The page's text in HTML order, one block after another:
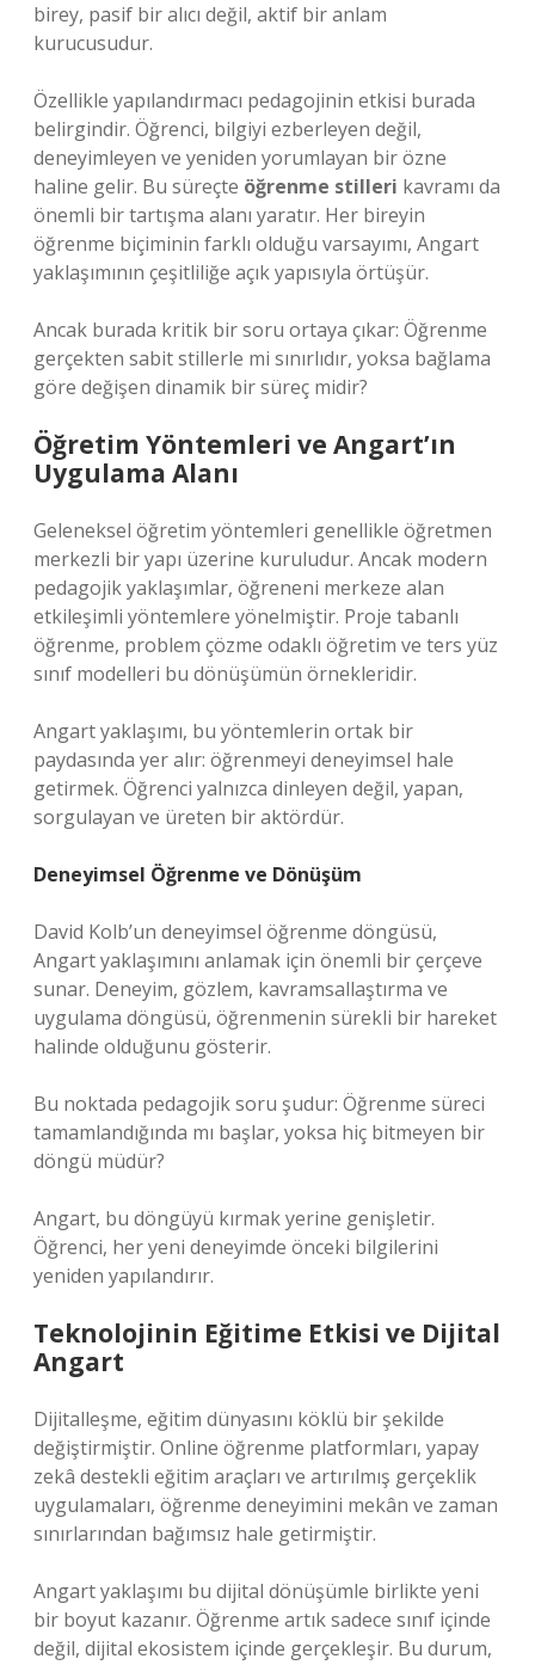
birey, pasif bir alıcı değil, aktif bir anlam
kurucusudur.
Özellikle yapılandırmacı pedagojinin etkisi burada
belirgindir. Öğrenci, bilgiyi ezberleyen değil,
deneyimleyen ve yeniden yorumlayan bir özne
haline gelir. Bu süreçte öğrenme stilleri kavramı da
önemli bir tartışma alanı yaratır. Her bireyin
öğrenme biçiminin farklı olduğu varsayımı, Angart
yaklaşımının çeşitliliğe açık yapısıyla örtüşür.
Ancak burada kritik bir soru ortaya çıkar: Öğrenme
gerçekten sabit stillerle mi sınırlıdır, yoksa bağlama
göre değişen dinamik bir süreç midir?
Öğretim Yöntemleri ve Angart’ın
Uygulama Alanı
Geleneksel öğretim yöntemleri genellikle öğretmen
merkezli bir yapı üzerine kuruludur. Ancak modern
pedagojik yaklaşımlar, öğreneni merkeze alan
etkileşimli yöntemlere yönelmiştir. Proje tabanlı
öğrenme, problem çözme odaklı öğretim ve ters yüz
sınıf modelleri bu dönüşümün örnekleridir.
Angart yaklaşımı, bu yöntemlerin ortak bir
paydasında yer alır: öğrenmeyi deneyimsel hale
getirmek. Öğrenci yalnızca dinleyen değil, yapan,
sorgulayan ve üreten bir aktördür.
Deneyimsel Öğrenme ve Dönüşüm
David Kolb’un deneyimsel öğrenme döngüsü,
Angart yaklaşımını anlamak için önemli bir çerçeve
sunar. Deneyim, gözlem, kavramsallaştırma ve
uygulama döngüsü, öğrenmenin sürekli bir hareket
halinde olduğunu gösterir.
Bu noktada pedagojik soru şudur: Öğrenme süreci
tamamlandığında mı başlar, yoksa hiç bitmeyen bir
döngü müdür?
Angart, bu döngüyü kırmak yerine genişletir.
Öğrenci, her yeni deneyimde önceki bilgilerini
yeniden yapılandırır.
Teknolojinin Eğitime Etkisi ve Dijital
Angart
Dijitalleşme, eğitim dünyasını köklü bir şekilde
değiştirmiştir. Online öğrenme platformları, yapay
zekâ destekli eğitim araçları ve artırılmış gerçeklik
uygulamaları, öğrenme deneyimini mekân ve zaman
sınırlarından bağımsız hale getirmiştir.
Angart yaklaşımı bu dijital dönüşümle birlikte yeni
bir boyut kazanır. Öğrenme artık sadece sınıf içinde
değil, dijital ekosistem içinde gerçekleşir. Bu durum,